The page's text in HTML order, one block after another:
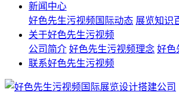
新闻中心
好色先生污视频国际动态 展览知识
关于好色先生污视频
公司简介 好色先生污视频理念 好色
联系好色先生污视频